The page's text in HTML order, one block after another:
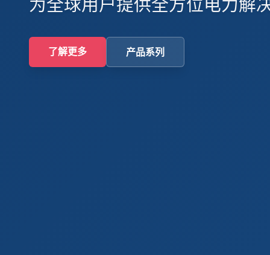
为全球用户提供全方位电力解
了解更多 产品系列